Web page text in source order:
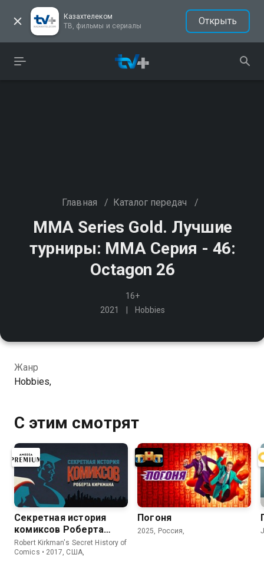
Казахтелеком
ТВ, фильмы и сериалы
Открыть
Главная / Каталог передач /
MMA Series Gold. Лучшие
турниры: ММА Серия - 46:
Octagon 26
16+
2021
Hobbies
Жанр
Hobbies,
С этим смотрят
Секретная история
комиксов Роберта
Киркмана
Robert Kirkman's Secret History of
Comics • 2017, США,
Погоня
2025, Россия,